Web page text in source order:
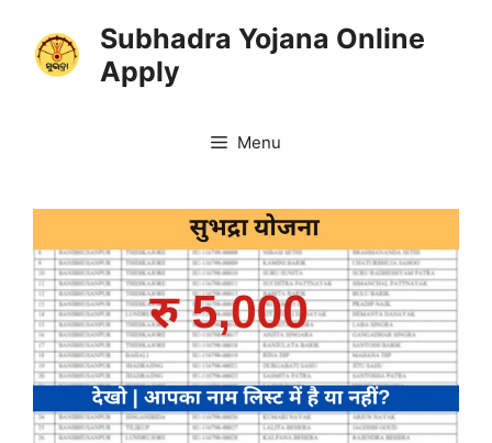
content
Subhadra Yojana Online
Apply
Menu